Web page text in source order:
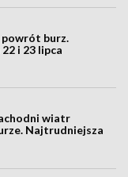
powrót burz.
i 23 lipca
wiatr
Najtrudniejsza